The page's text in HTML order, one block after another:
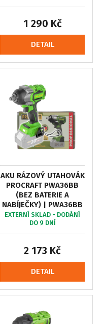
1 290 Kč
DETAIL
AKU RÁZOVÝ UTAHOVÁK
PROCRAFT PWA36BB
(BEZ BATERIE A
NABÍJEČKY) | PWA36BB
EXTERNÍ SKLAD - DODÁNÍ
DO 9 DNÍ
2 173 Kč
DETAIL